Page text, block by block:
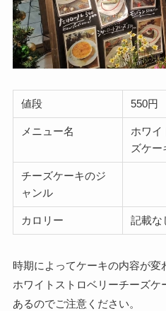
値段 550円
メニュー名
ホワイ
ズケー
チーズケーキのジ
ャンル
カロリー 記載な
時期によってケーキの内容が変
ホワイトストロベリーチーズケ
あるのでご注意ください。